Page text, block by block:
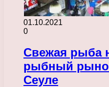
01.10.2021
0
Свежая рыба
рыбный
Сеуле